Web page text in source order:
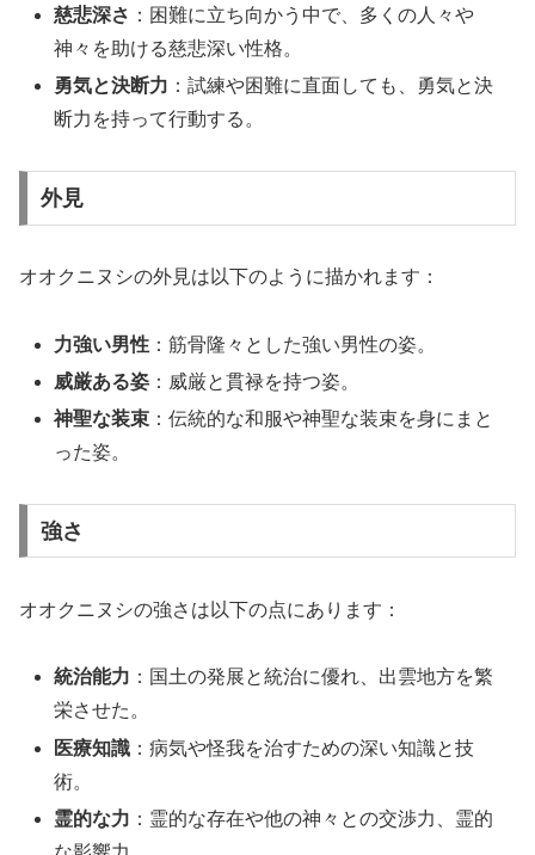
慈悲深さ ：困難に立ち向かう中で、多くの人々や
神々を助ける慈悲深い性格。
勇気と決断力 ：試練や困難に直面しても、勇気と決
断力を持って行動する。
外見
オオクニヌシの外見は以下のように描かれます：
力強い男性 ：筋骨隆々とした強い男性の姿。
威厳ある姿 ：威厳と貫禄を持つ姿。
神聖な装束 ：伝統的な和服や神聖な装束を身にまと
った姿。
強さ
オオクニヌシの強さは以下の点にあります：
統治能力 ：国土の発展と統治に優れ、出雲地方を繁
栄させた。
医療知識 ：病気や怪我を治すための深い知識と技
術。
霊的な力 ：霊的な存在や他の神々との交渉力、霊的